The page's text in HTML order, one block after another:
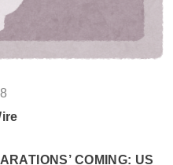
COMING: US